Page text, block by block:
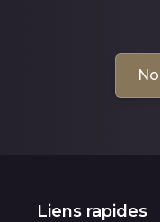
Liens rapides